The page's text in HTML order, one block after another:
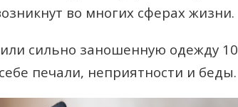
во многих сферах жизни.
сильно заношенную одежду 10
печали, неприятности и беды.